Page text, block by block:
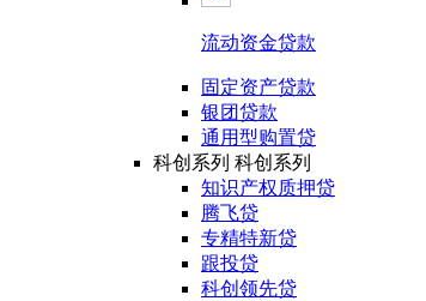
流动资金贷款
固定资产贷款
银团贷款
通用型购置贷
科创系列 科创系列
知识产权质押贷
腾飞贷
专精特新贷
跟投贷
科创领先贷